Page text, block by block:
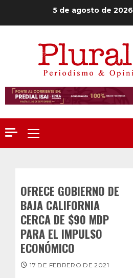
5 de agosto de 2026
Menú
principal
OFRECE GOBIERNO DE
BAJA CALIFORNIA
CERCA DE $90 MDP
PARA EL IMPULSO
ECONÓMICO
17 DE FEBRERO DE 2021